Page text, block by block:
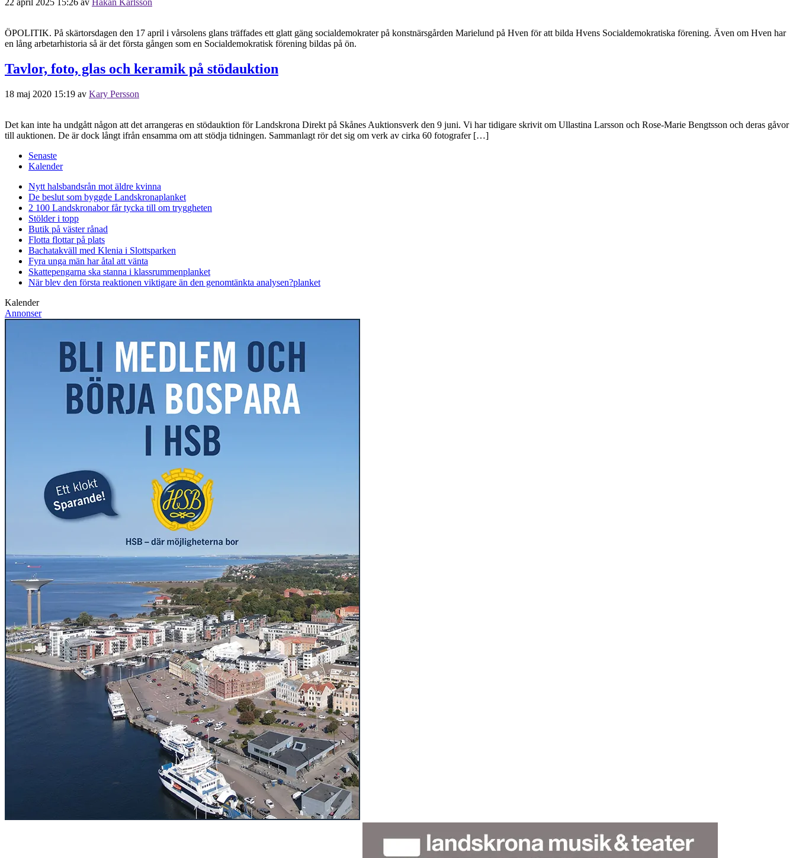
ÖPOLITIK. På skärtorsdagen den 17 april i vårsolens glans träffades ett glatt gäng socialdemokrater på konstnärsgården Marielund på Hven för att bilda Hvens Socialdemokratiska förening. Även om Hven har
en lång arbetarhistoria så är det första gången som en Socialdemokratisk förening bildas på ön.
Tavlor, foto, glas och keramik på stödauktion
18 maj 2020 15:19 av Kary Persson
Det kan inte ha undgått någon att det arrangeras en stödauktion för Landskrona Direkt på Skånes Auktionsverk den 9 juni. Vi har tidigare skrivit om Ullastina Larsson och Rose-Marie Bengtsson och deras gåvor
till auktionen. De är dock långt ifrån ensamma om att stödja tidningen. Sammanlagt rör det sig om verk av cirka 60 fotografer […]
Senaste
Kalender
Nytt halsbandsrån mot äldre kvinna
De beslut som byggde Landskronaplanket
2 100 Landskronabor får tycka till om tryggheten
Stölder i topp
Butik på väster rånad
Flotta flottar på plats
Bachatakväll med Klenia i Slottsparken
Fyra unga män har åtal att vänta
Skattepengarna ska stanna i klassrummenplanket
När blev den första reaktionen viktigare än den genomtänkta analysen?planket
Kalender
Annonser